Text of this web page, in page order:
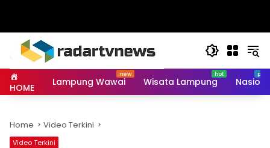
HOME Lampung Wawai Wisata Lampung
Home Video Terkini
Video Terkini